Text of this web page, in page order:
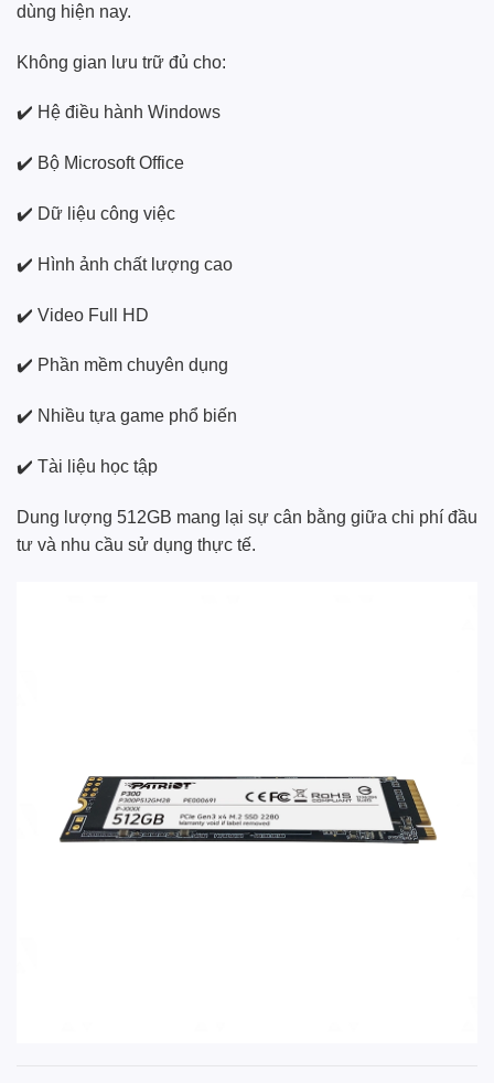
dùng hiện nay.
Không gian lưu trữ đủ cho:
✔️ Hệ điều hành Windows
✔️ Bộ Microsoft Office
✔️ Dữ liệu công việc
✔️ Hình ảnh chất lượng cao
✔️ Video Full HD
✔️ Phần mềm chuyên dụng
✔️ Nhiều tựa game phổ biến
✔️ Tài liệu học tập
Dung lượng 512GB mang lại sự cân bằng giữa chi phí đầu
tư và nhu cầu sử dụng thực tế.